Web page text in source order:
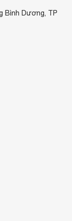
Bình Dương, TP